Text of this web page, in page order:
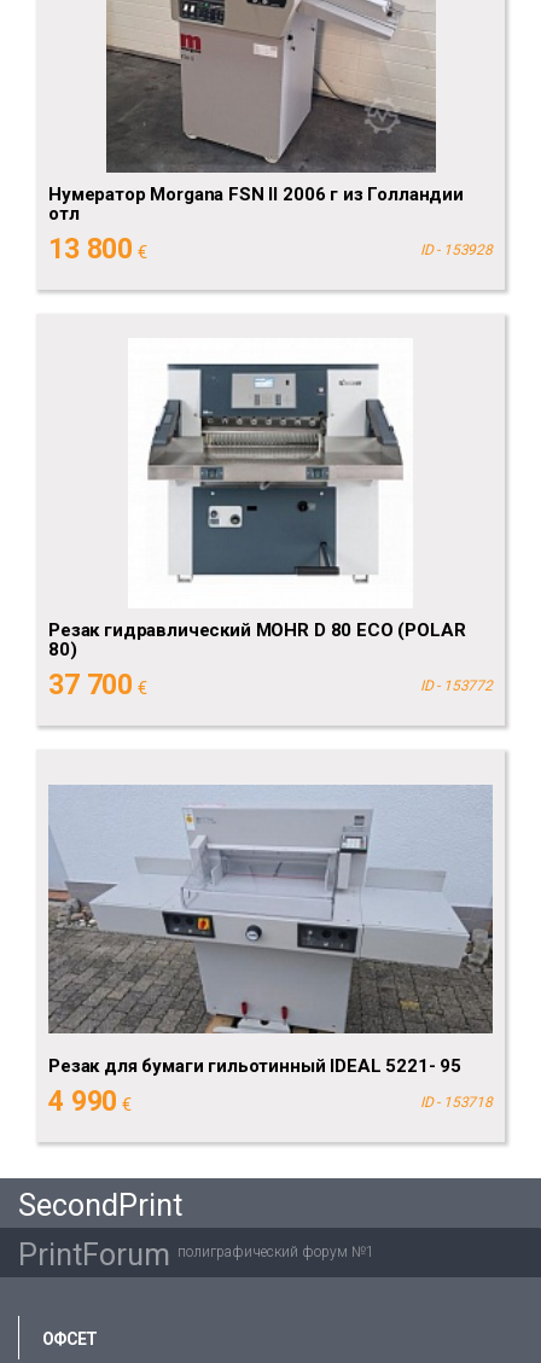
Нумератор Morgana FSN II 2006 г из Голландии
отл
13 800 € ID - 153928
Резак гидравлический MOHR D 80 ECO (POLAR
80)
37 700 € ID - 153772
Резак для бумаги гильотинный IDEAL 5221- 95
4 990 € ID - 153718
SecondPrint
PrintForum полиграфический форум №1
ОФСЕТ